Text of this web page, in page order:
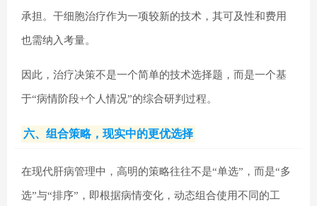
承担。干细胞治疗作为一项较新的技术，其可及性和费用
也需纳入考量。
因此，治疗决策不是一个简单的技术选择题，而是一个基
于“病情阶段+个人情况”的综合研判过程。
六、组合策略，现实中的更优选择
在现代肝病管理中，高明的策略往往不是“单选”，而是“多
选”与“排序”，即根据病情变化，动态组合使用不同的工